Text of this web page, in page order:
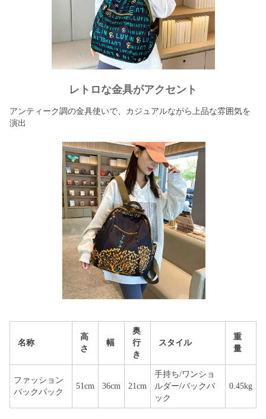
レトロな金具がアクセント
アンティーク調の金具使いで、カジュアルながら上品な雰囲気を
演出
名称
高
さ
幅
奥
行
き
スタイル
重
量
ファッション
バックパック
51cm 36cm 21cm
手持ち/ワンショ
ルダー/バックパ
ック
0.45kg